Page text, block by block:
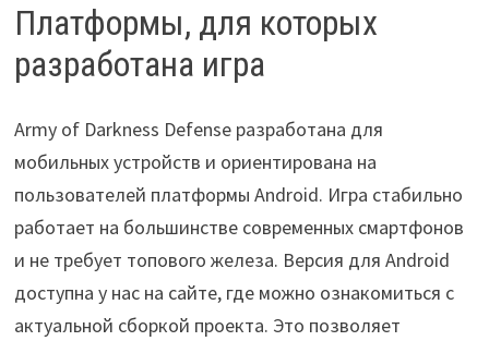
Платформы, для которых
разработана игра
Army of Darkness Defense разработана для
мобильных устройств и ориентирована на
пользователей платформы Android. Игра стабильно
работает на большинстве современных смартфонов
и не требует топового железа. Версия для Android
доступна у нас на сайте, где можно ознакомиться с
актуальной сборкой проекта. Это позволяет